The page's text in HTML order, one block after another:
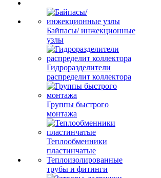
Байпасы/ инжекционные
узлы
Гидроразделители
распределит коллектора
Группы быстрого
монтажа
Теплообменники
пластинчатые
Теплоизолированные
трубы и фитинги